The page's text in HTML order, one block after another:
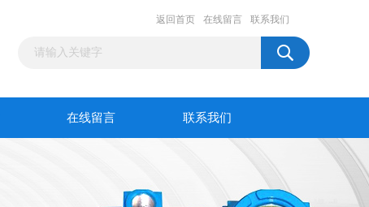
返回首页 在线留言 联系我们
在线留言 联系我们